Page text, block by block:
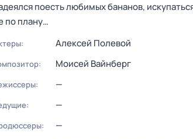
поесть любимых бананов,
по плану…
Алексей Полевой
Моисей Вайнберг
—
—
—